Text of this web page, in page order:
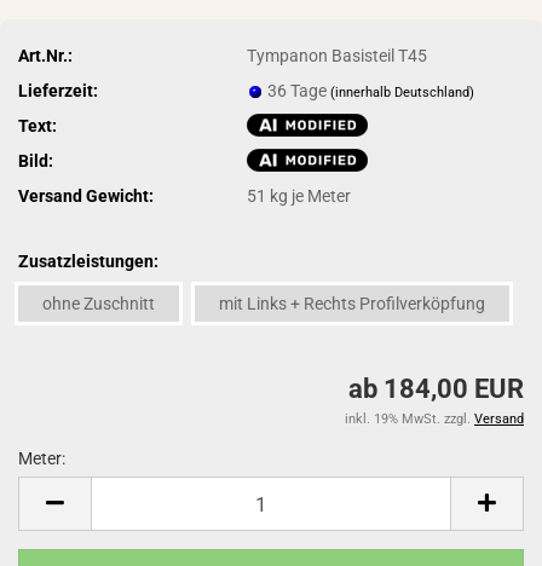
Art.Nr.:
Tympanon Basisteil T45
Lieferzeit:
36 Tage(innerhalb Deutschland)
Text:
Bild:
Versand Gewicht:
51 kg je Meter
Zusatzleistungen:
ohne Zuschnitt mit Links + Rechts Profilverköpfung
ab 184,00 EUR
inkl. 19% MwSt. zzgl. Versand
Meter: